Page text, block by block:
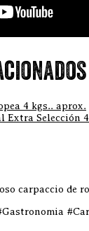
4 kgs.. aprox.
Extra Selección
carpaccio de